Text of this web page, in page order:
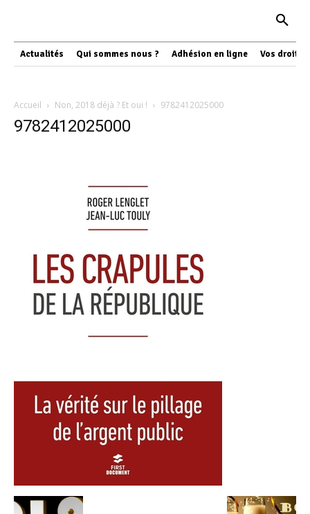
Actualités Qui sommes nous ? Adhésion en ligne Vos droits
Accueil Non, 2018 déjà ? Et oui ! 9782412025000
9782412025000